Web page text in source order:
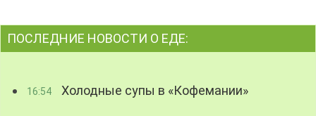
ПОСЛЕДНИЕ НОВОСТИ О ЕДЕ:
16:54 Холодные супы в «Кофемании»